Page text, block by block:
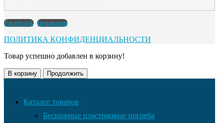
Facebook Instagram
ПОЛИТИКА КОНФИДЕНЦИАЛЬНОСТИ
Товар успешно добавлен в корзину!
В корзину Продолжить
Каталог товаров
Бесшовные пластиковые погреба